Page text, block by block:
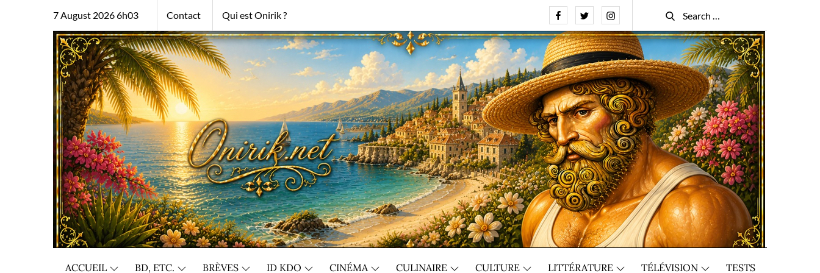
7 August 2026 6h03 Contact Qui est Onirik ? FacebookTwitterInstagram
Search
for:
Search
ACCUEIL BD, ETC. BRÈVES ID KDO CINÉMA CULINAIRE CULTURE LITTÉRATURE TÉLÉVISION TESTS